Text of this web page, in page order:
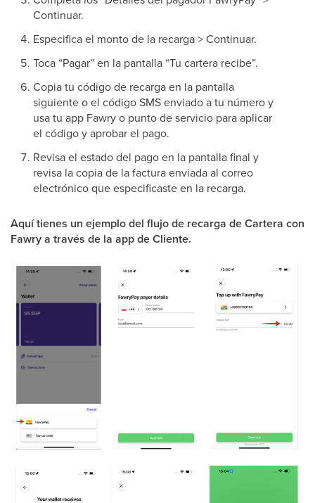
Continuar.
Especifica el monto de la recarga > Continuar.
Toca “Pagar” en la pantalla “Tu cartera recibe”.
Copia tu código de recarga en la pantalla
siguiente o el código SMS enviado a tu número y
usa tu app Fawry o punto de servicio para aplicar
el código y aprobar el pago.
Revisa el estado del pago en la pantalla final y
revisa la copia de la factura enviada al correo
electrónico que especificaste en la recarga.
Aquí tienes un ejemplo del flujo de recarga de Cartera con
Fawry a través de la app de Cliente.